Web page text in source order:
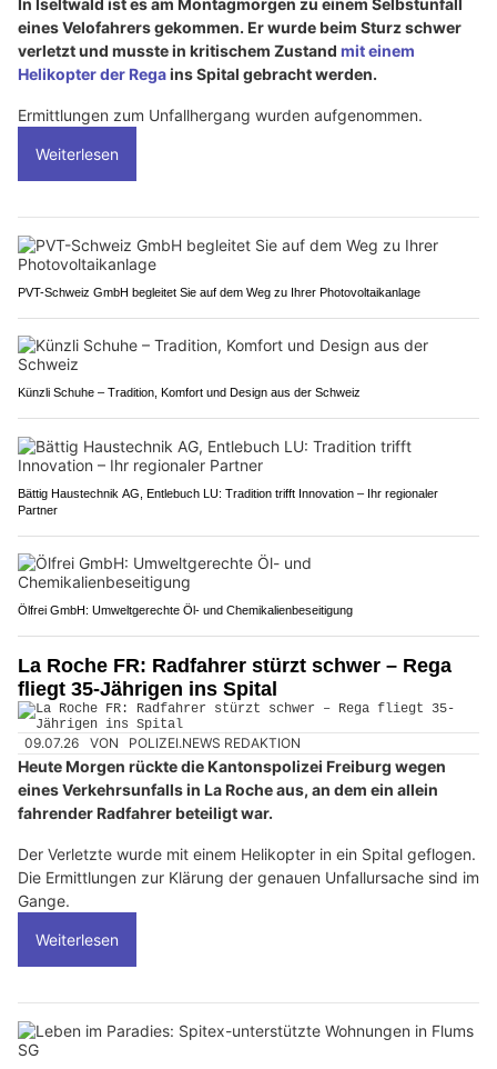
In Iseltwald ist es am Montagmorgen zu einem Selbstunfall
eines Velofahrers gekommen. Er wurde beim Sturz schwer
verletzt und musste in kritischem Zustand mit einem
Helikopter der Regains Spital gebracht werden.
Ermittlungen zum Unfallhergang wurden aufgenommen.
Weiterlesen
PVT-Schweiz GmbH begleitet Sie auf dem Weg zu Ihrer Photovoltaikanlage
Künzli Schuhe – Tradition, Komfort und Design aus der Schweiz
Bättig Haustechnik AG, Entlebuch LU: Tradition trifft Innovation – Ihr regionaler
Partner
Ölfrei GmbH: Umweltgerechte Öl- und Chemikalienbeseitigung
La Roche FR: Radfahrer stürzt schwer – Rega
fliegt 35-Jährigen ins Spital
09.07.26 VON POLIZEI.NEWS REDAKTION
Heute Morgen rückte die Kantonspolizei Freiburg wegen
eines Verkehrsunfalls in La Roche aus, an dem ein allein
fahrender Radfahrer beteiligt war.
Der Verletzte wurde mit einem Helikopter in ein Spital geflogen.
Die Ermittlungen zur Klärung der genauen Unfallursache sind im
Gange.
Weiterlesen